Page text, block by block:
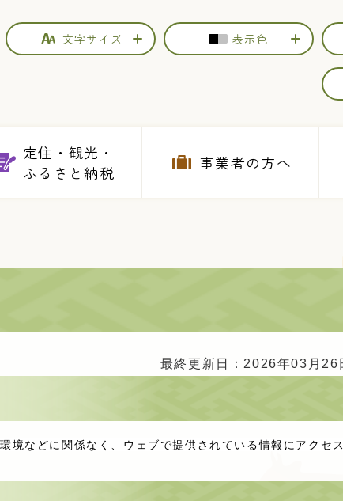
文字サイズ 表示色
定住・観光・
ふるさと納税
事業者の方へ
最終更新日：2026年03月26
境などに関係なく、ウェブで提供されている情報にアクセ